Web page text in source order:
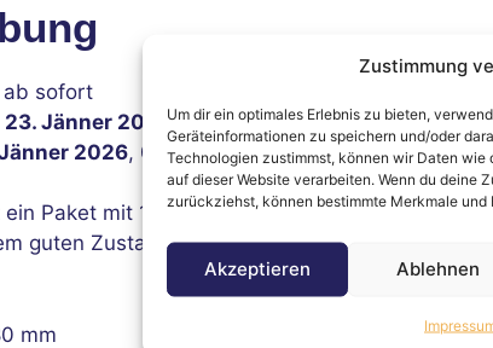
Zustimmung
Um dir ein optimales Erlebnis zu bieten,
Geräteinformationen zu speichern und/oder
Technologien zustimmst, können wir Daten wie
auf dieser Website verarbeiten. Wenn du deine
zurückziehst, können bestimmte Merkmale
Akzeptieren Ablehnen
ab sofort
23. Jänner 2026, 12:00 Uhr
2026, 09:00–12:00 Uhr
Paket mit 12 gebrauchten A4 Ordnern
guten Zustand.
mm